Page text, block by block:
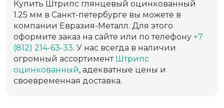
Купить Штрипс глянцевый оцинкованный
1.25 мм в Санкт-петербурге вы можете в
компании Евразия-Металл. Для этого
оформите заказ на сайте или по телефону +7
(812) 214-63-33. У нас всегда в наличии
огромный ассортимент Штрипс
оцинкованный, адекватные цены и
своевременная доставка.